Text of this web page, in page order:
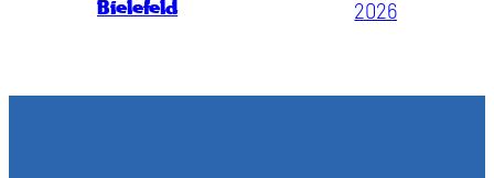
Bielefeld
2026